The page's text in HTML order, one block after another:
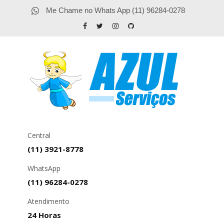
Me Chame no Whats App (11) 96284-0278
Central
(11) 3921-8778
WhatsApp
(11) 96284-0278
Atendimento
24 Horas